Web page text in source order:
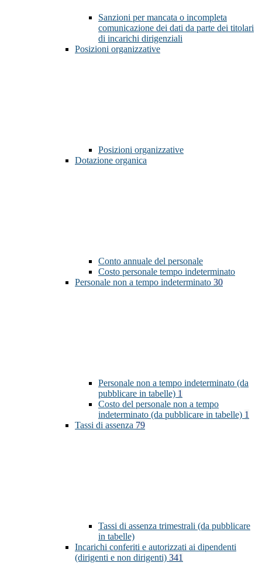
Sanzioni per mancata o incompleta
comunicazione dei dati da parte dei titolari
di incarichi dirigenziali
Posizioni organizzative
Posizioni organizzative
Dotazione organica
Conto annuale del personale
Costo personale tempo indeterminato
Personale non a tempo indeterminato 30
Personale non a tempo indeterminato (da
pubblicare in tabelle) 1
Costo del personale non a tempo
indeterminato (da pubblicare in tabelle) 1
Tassi di assenza 79
Tassi di assenza trimestrali (da pubblicare
in tabelle)
Incarichi conferiti e autorizzati ai dipendenti
(dirigenti e non dirigenti) 341